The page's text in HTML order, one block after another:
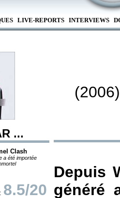
LIVE-REPORTS INTERVIEWS
...
Clash
a été importée
8.5/20
Depuis
généré